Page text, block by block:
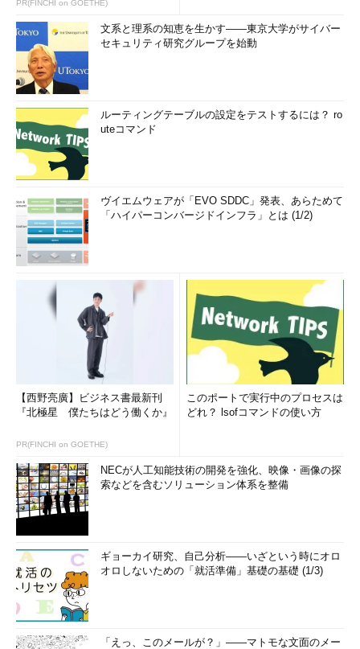
PR(FINCHI on GOETHE)
文系と理系の知恵を生かす――東京大学がサイバー
セキュリティ研究グループを始動
ルーティングテーブルの設定をテストするには？ ro
uteコマンド
ヴイエムウェアが「EVO SDDC」発表、あらためて
「ハイパーコンバージドインフラ」とは (1/2)
【西野亮廣】ビジネス書最新刊
『北極星 僕たちはどう働くか』
PR(FINCHI on GOETHE)
このポートで実行中のプロセスは
どれ？ lsofコマンドの使い方
NECが人工知能技術の開発を強化、映像・画像の探
索などを含むソリューション体系を整備
ギョーカイ研究、自己分析――いざという時にオロ
オロしないための「就活準備」基礎の基礎 (1/3)
「えっ、このメールが？」――マトモな文面のメー